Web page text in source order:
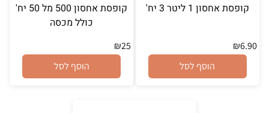
קופסת אחסון 1 ליטר 3 יח'
₪6.90
הוסף לסל
קופסת אחסון 500 מל 50 יח'
כולל מכסה
₪25
הוסף לסל